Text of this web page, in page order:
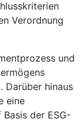
Verordnung
und
Darüber hinaus
eine
der ESG-